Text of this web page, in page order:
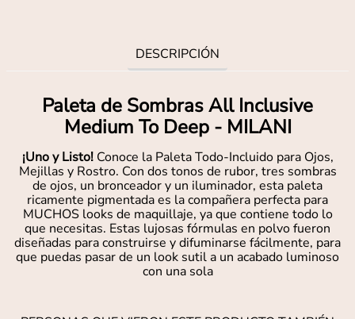
DESCRIPCIÓN
Paleta de Sombras All Inclusive
Medium To Deep - MILANI
¡Uno y Listo!Conoce la Paleta Todo-Incluido para Ojos,
Mejillas y Rostro. Con dos tonos de rubor, tres sombras
de ojos, un bronceador y un iluminador, esta paleta
ricamente pigmentada es la compañera perfecta para
MUCHOS looks de maquillaje, ya que contiene todo lo
que necesitas. Estas lujosas fórmulas en polvo fueron
diseñadas para construirse y difuminarse fácilmente, para
que puedas pasar de un look sutil a un acabado luminoso
con una sola